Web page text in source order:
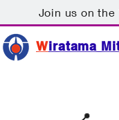
Join us on the
Wiratama